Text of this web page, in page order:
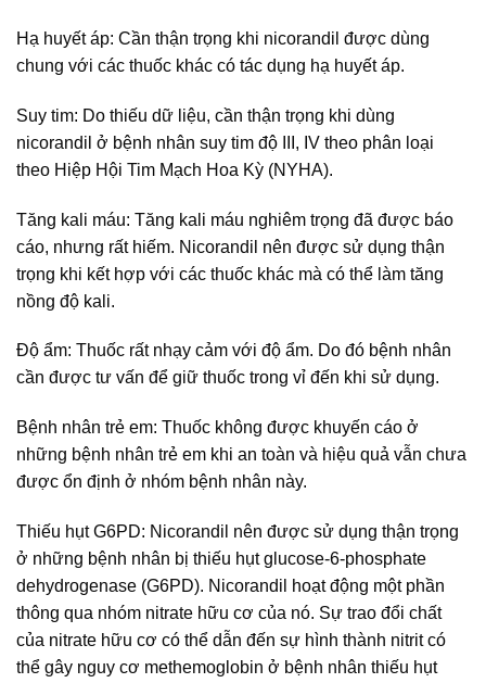
Hạ huyết áp: Cần thận trọng khi nicorandil được dùng
chung với các thuốc khác có tác dụng hạ huyết áp.
Suy tim: Do thiếu dữ liệu, cần thận trọng khi dùng
nicorandil ở bệnh nhân suy tim độ III, IV theo phân loại
theo Hiệp Hội Tim Mạch Hoa Kỳ (NYHA).
Tăng kali máu: Tăng kali máu nghiêm trọng đã được báo
cáo, nhưng rất hiếm. Nicorandil nên được sử dụng thận
trọng khi kết hợp với các thuốc khác mà có thể làm tăng
nồng độ kali.
Độ ẩm: Thuốc rất nhạy cảm với độ ẩm. Do đó bệnh nhân
cần được tư vấn để giữ thuốc trong vỉ đến khi sử dụng.
Bệnh nhân trẻ em: Thuốc không được khuyến cáo ở
những bệnh nhân trẻ em khi an toàn và hiệu quả vẫn chưa
được ổn định ở nhóm bệnh nhân này.
Thiếu hụt G6PD: Nicorandil nên được sử dụng thận trọng
ở những bệnh nhân bị thiếu hụt glucose-6-phosphate
dehydrogenase (G6PD). Nicorandil hoạt động một phần
thông qua nhóm nitrate hữu cơ của nó. Sự trao đổi chất
của nitrate hữu cơ có thể dẫn đến sự hình thành nitrit có
thể gây nguy cơ methemoglobin ở bệnh nhân thiếu hụt